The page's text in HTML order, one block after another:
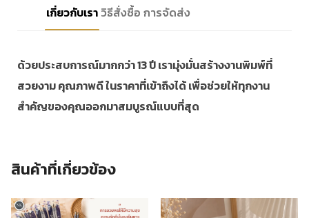
เกี่ยวกับเรา วิธีสั่งซื้อ การจัดส่ง
ด้วยประสบการณ์มากกว่า 13 ปี เรามุ่งมั่นสร้างงานพิมพ์ที่
สวยงาม คุณภาพดี ในราคาที่เข้าถึงได้ เพื่อช่วยให้ทุกงาน
สำคัญของคุณออกมาสมบูรณ์แบบที่สุด
สินค้าที่เกี่ยวข้อง